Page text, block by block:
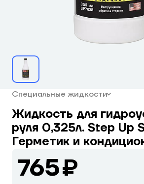
Специальные жидкости
Жидкость для
руля 0,325л. Step Up
Герметик и
765 ₽